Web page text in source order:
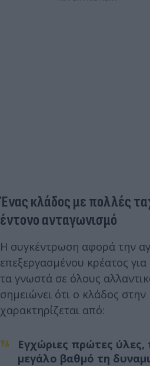
Ένας κλάδος με πολλές
έντονο ανταγωνισμό
Η συγκέντρωση αφορά την
επεξεργασμένου κρέατος
τα γνωστά σε όλους
σημειώνει ότι ο κλάδος
χαρακτηρίζεται από:
Εγχώριες πρώτες
μεγάλο βαθμό τη